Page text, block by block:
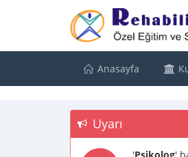
Anasayfa
Uyarı